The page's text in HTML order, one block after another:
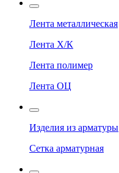
Лента металлическая
Лента Х/К
Лента полимер
Лента ОЦ
Изделия из арматуры
Сетка арматурная